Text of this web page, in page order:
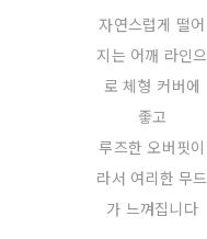
자연스럽게 떨어
지는 어깨 라인으
로 체형 커버에
좋고
루즈한 오버핏이
라서 여리한 무드
가 느껴집니다